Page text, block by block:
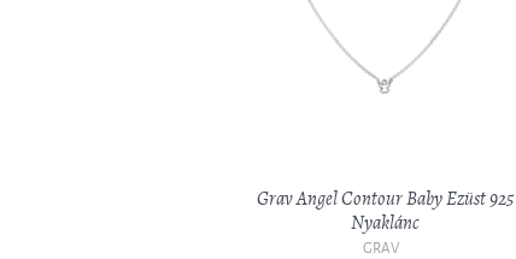
Grav Angel Contour Baby Ezüst 925
Nyaklánc
GRAV